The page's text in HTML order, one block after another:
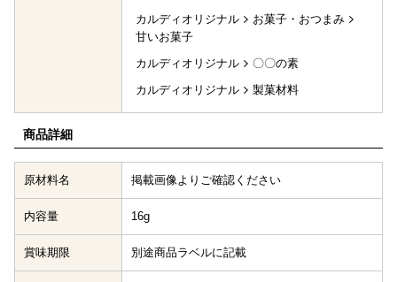
カルディオリジナル
お菓子・おつまみ
甘いお菓子
カルディオリジナル
〇〇の素
カルディオリジナル
製菓材料
商品詳細
原材料名 掲載画像よりご確認ください
内容量 16g
賞味期限 別途商品ラベルに記載